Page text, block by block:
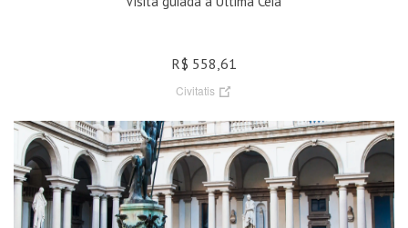
R$ 558,61
Civitatis